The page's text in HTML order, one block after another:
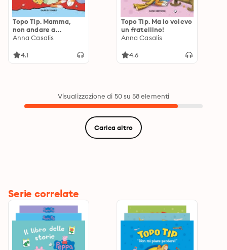
Topo Tip. Mamma,
non andare a
lavorare!
Anna Casalis
4.1
Topo Tip. Ma io volevo
un fratellino!
Anna Casalis
4.6
Visualizzazione di 50 su 58 elementi
Carica altro
Serie correlate